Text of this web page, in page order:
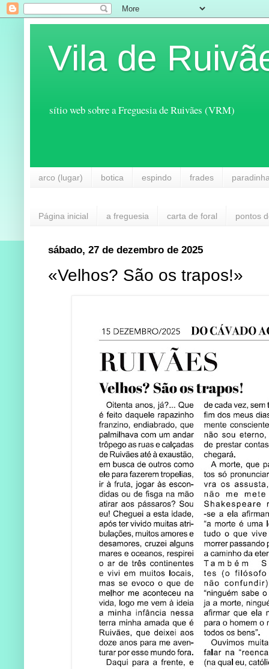
Vila de
sítio web sobre a Freguesia de Ruivães (VRM)
arco (lugar) botica espindo frades
Página inicial a freguesia carta de foral pontos
sábado, 27 de dezembro de 2025
«Velhos? São os trapos!»